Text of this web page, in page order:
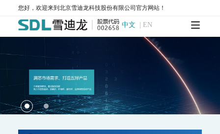
您好，欢迎来到北京雪迪龙科技股份有限公司官方网站！
中文 | EN
WQMS-900E-简易式水质自动监测系统
WQMS-900S-小型式水质自动监测系统
WCS-900W-水质移动监测系统
MODEL 9811-高锰酸盐指数水质在线自动监测仪
MODEL 9870-水质自动采样器
MODEL 2000-五参数水质在线自动监测仪
MODEL 9001-叶绿素a水质在线自动监测仪
MODEL 9002-藻密度水质在线自动监测仪
污染源水质监测系统